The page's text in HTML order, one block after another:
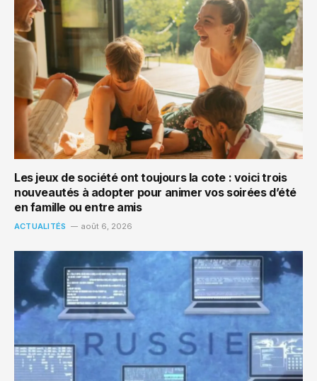
Les jeux de société ont toujours la cote : voici trois
nouveautés à adopter pour animer vos soirées d’été
en famille ou entre amis
ACTUALITÉS août 6, 2026